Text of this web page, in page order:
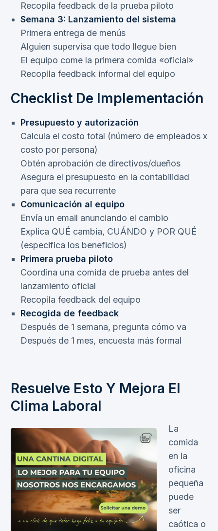
Recopila feedback de la prueba piloto
Semana 3: Lanzamiento del sistema
Primera entrega de menús
Alguien supervisa que todo llegue bien
El equipo come la primera comida «oficial»
Recopila feedback informal del equipo
Checklist De Implementación
Presupuesto y autorización
Calcula el costo total (número de empleados x
costo por persona)
Obtén aprobación de directivos/dueños
Asegura el presupuesto en la contabilidad
para que sea recurrente
Comunicación al equipo
Envía un email anunciando el cambio
Explica QUÉ cambia, CUÁNDO y POR QUÉ
(especifica los beneficios)
Primera prueba piloto
Coordina una comida de prueba antes del
lanzamiento oficial
Recopila feedback del equipo
Recogida de feedback
Después de 1 semana, pregunta cómo va
Después de 1 mes, encuesta más formal
Resuelve Esto Y Mejora El
Clima Laboral
La
comida
en la
oficina
pequeña
puede
ser
caótica o